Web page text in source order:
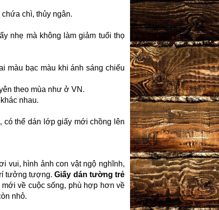
chì, thủy ngân.
nhẹ mà không làm giảm tuổi thọ
màu bạc màu khi ánh sáng chiếu
theo mùa như ở VN.
nhau.
có thể dán lớp giấy mới chồng lên
vui, hình ảnh con vật ngộ nghĩnh,
tưởng tượng.Giấy dán tường trẻ
về cuộc sống, phù hợp hơn về
nhỏ.